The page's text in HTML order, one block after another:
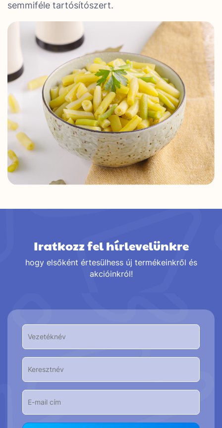
semmiféle tartósítószert.
Iratkozz fel hírlevelünkre
hogy elsőként értesülhess új termékeinkről és
akcióinkról!